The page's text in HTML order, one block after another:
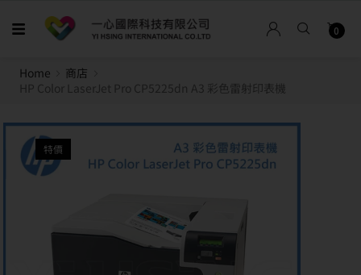
0
Home
商店
HP Color LaserJet Pro CP5225dn A3 彩色雷射印表機
特價